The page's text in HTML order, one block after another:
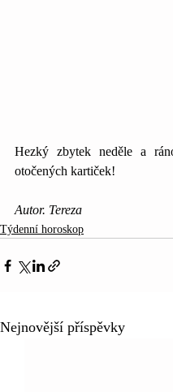
Hezký zbytek neděle a
otočených kartiček!
Autor. Tereza
Týdenní horoskop
Nejnovější příspěvky